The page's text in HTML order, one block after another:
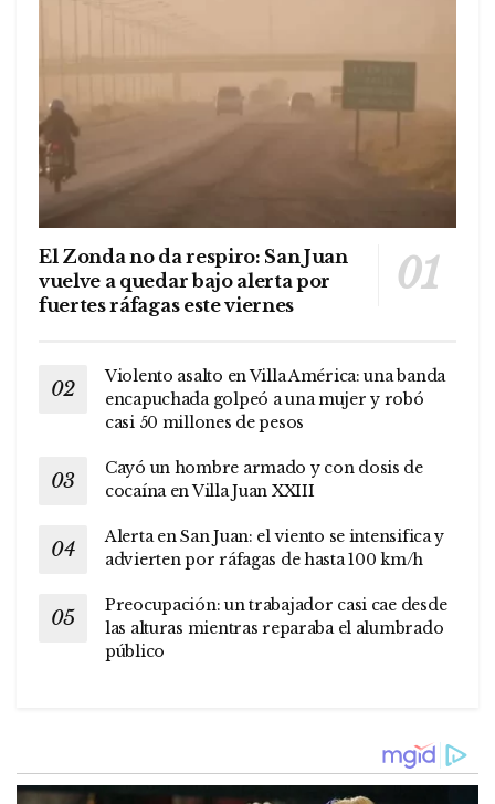
El Zonda no da respiro: San Juan
vuelve a quedar bajo alerta por
fuertes ráfagas este viernes
Violento asalto en Villa América: una banda
encapuchada golpeó a una mujer y robó
casi 50 millones de pesos
Cayó un hombre armado y con dosis de
cocaína en Villa Juan XXIII
Alerta en San Juan: el viento se intensifica y
advierten por ráfagas de hasta 100 km/h
Preocupación: un trabajador casi cae desde
las alturas mientras reparaba el alumbrado
público